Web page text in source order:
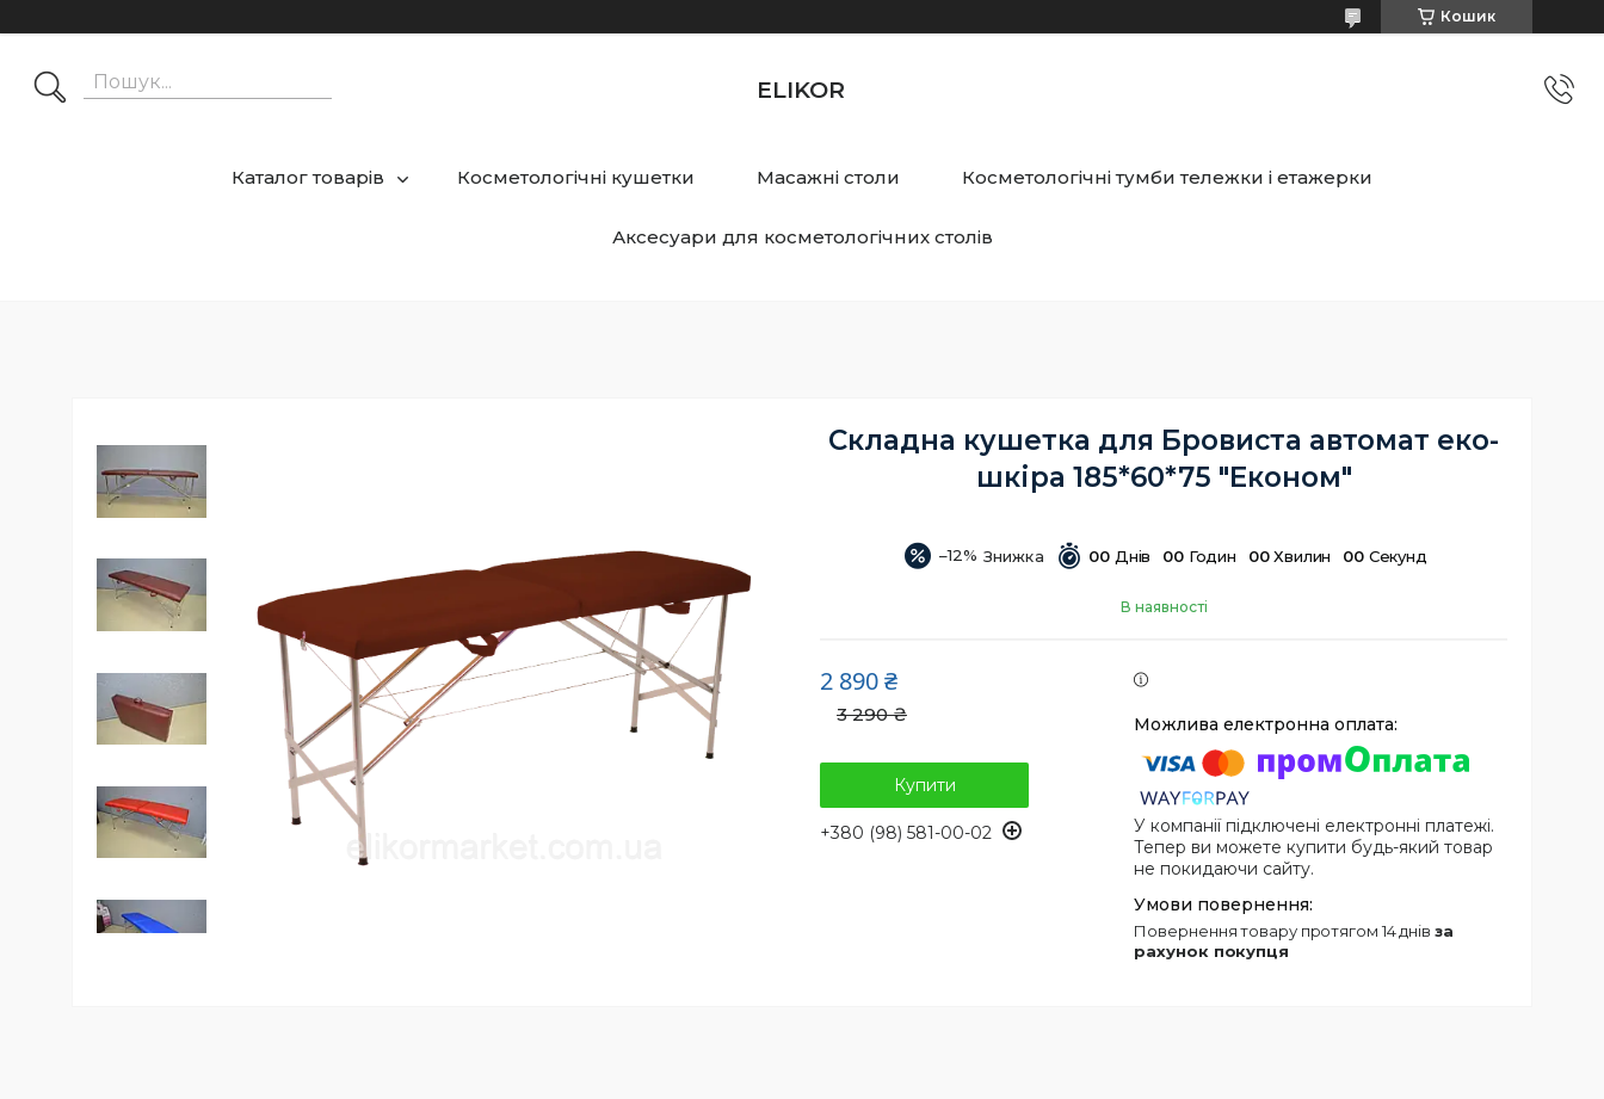
Кошик
ELIKOR
Каталог товарів Косметологічні кушетки Масажні столи Косметологічні тумби тележки і етажерки
Аксесуари для косметологічних столів
Складна кушетка для Бровиста автомат еко-
шкіра 185*60*75 "Економ"
–12% 00 Днів 00 Годин 00 Хвилин 00 Секунд
В наявності
3 290 ₴
2 890 ₴
Купити
+380 (98) 581-00-02
У компанії підключені електронні платежі.
Тепер ви можете купити будь-який товар
не покидаючи сайту.
повернення товару протягом 14 днів за
рахунок покупця